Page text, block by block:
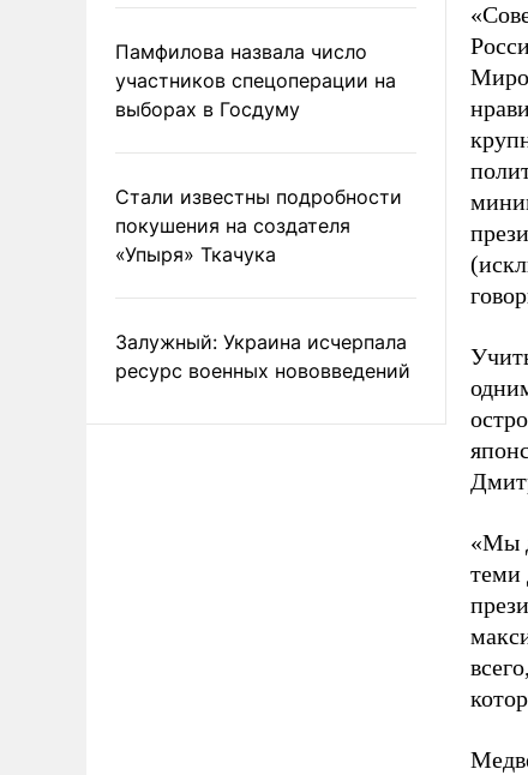
Памфилова назвала число
участников спецоперации на
выборах в Госдуму
Стали известны подробности
покушения на создателя
«Упыря» Ткачука
Залужный: Украина исчерпала
ресурс военных нововведений
«Мы
теми